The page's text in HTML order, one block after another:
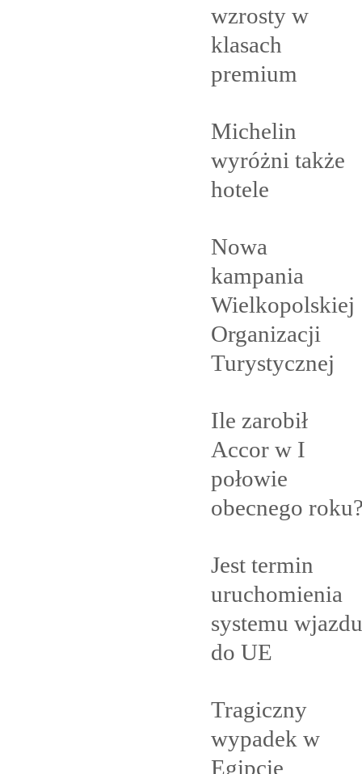
wzrosty w
klasach
premium
Michelin
wyróżni także
hotele
Nowa
kampania
Wielkopolskiej
Organizacji
Turystycznej
Ile zarobił
Accor w I
połowie
obecnego
Jest termin
uruchomienia
systemu wjazdu
do UE
Tragiczny
wypadek w
Egipcie